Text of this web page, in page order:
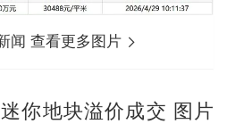
闻 查看更多图片
你地块溢价成交 图片